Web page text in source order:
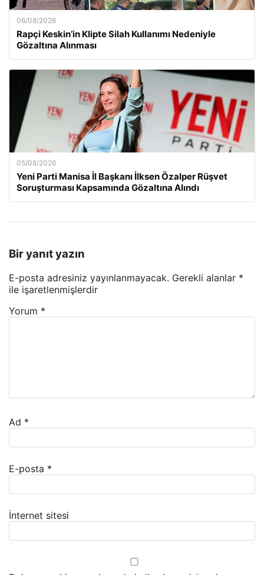
06/08/2026
Rapçi Keskin’in Klipte Silah Kullanımı Nedeniyle
Gözaltına Alınması
05/08/2026
Yeni Parti Manisa İl Başkanı İlksen Özalper Rüşvet
Soruşturması Kapsamında Gözaltına Alındı
Bir yanıt yazın
E-posta adresiniz yayınlanmayacak. Gerekli alanlar *
ile işaretlenmişlerdir
Yorum *
Ad *
E-posta *
İnternet sitesi